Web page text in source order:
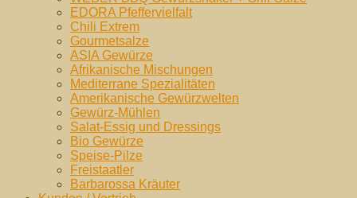
EDORA Pfeffervielfalt
Chili Extrem
Gourmetsalze
ASIA Gewürze
Afrikanische Mischungen
Mediterrane Spezialitäten
Amerikanische Gewürzwelten
Gewürz-Mühlen
Salat-Essig und Dressings
Bio Gewürze
Speise-Pilze
Freistaatler
Barbarossa Kräuter